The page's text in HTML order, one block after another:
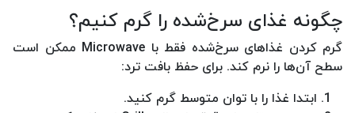
چگونه غذای سرخ‌شده را گرم کنیم؟
گرم کردن غذاهای سرخ‌شده فقط با Microwave ممکن است
سطح آن‌ها را نرم کند. برای حفظ بافت ترد:
ابتدا غذا را با توان متوسط گرم کنید.